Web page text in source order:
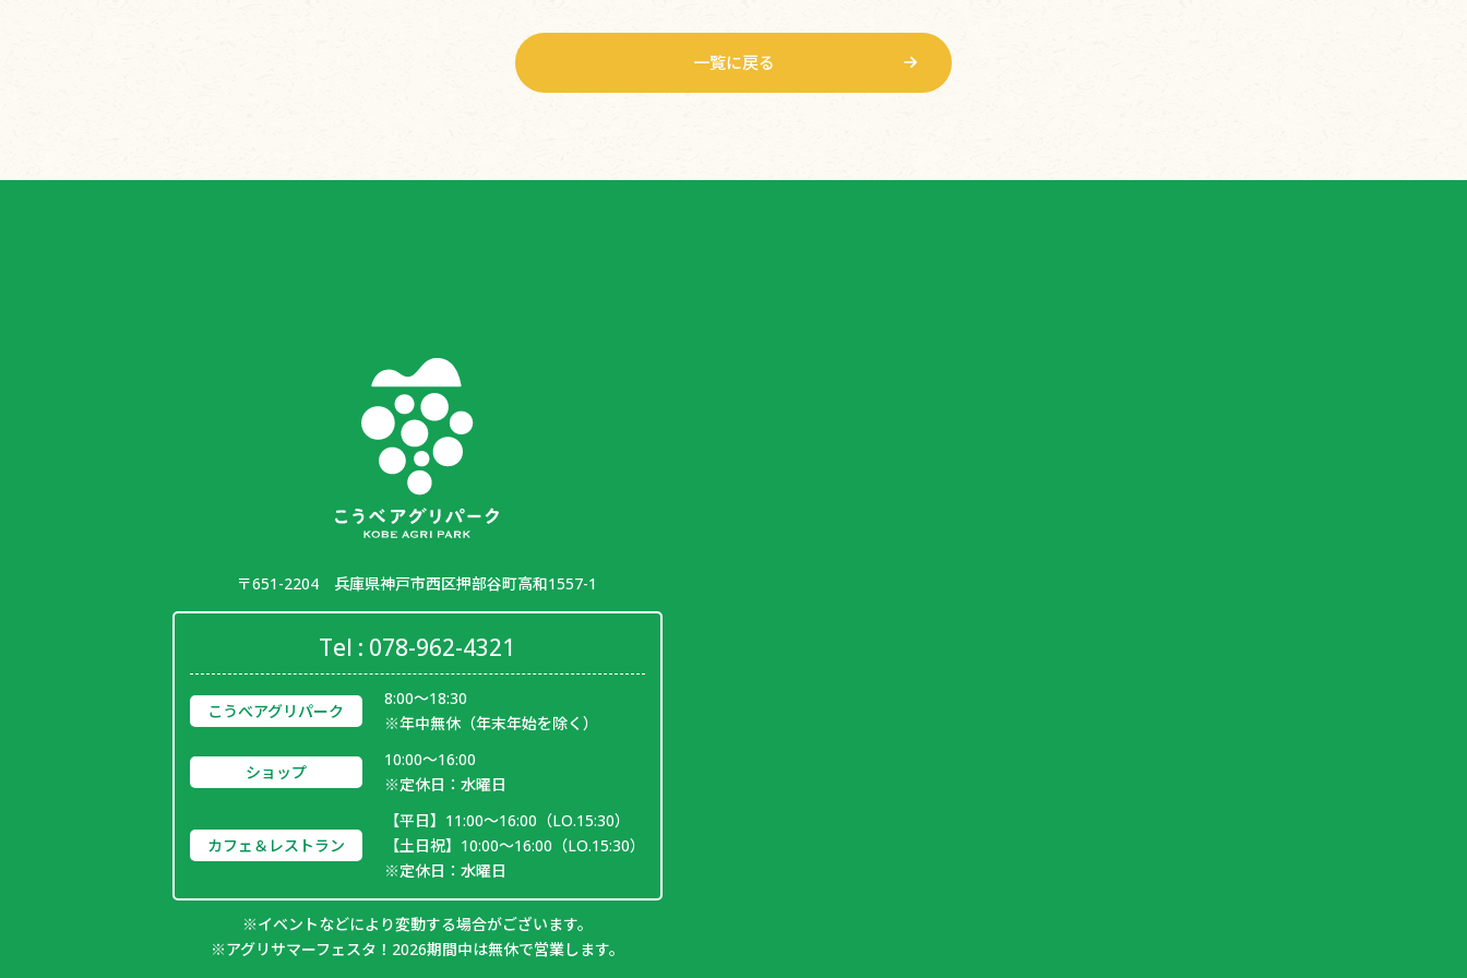
一覧に戻る
〒651-2204 兵庫県神戸市西区押部谷町高和1557-1
Tel : 078-962-4321
こうべアグリパーク
8:00～18:30
※年中無休（年末年始を除く）
ショップ
10:00～16:00
※定休日：水曜日
カフェ＆レストラン
【平日】11:00～16:00（LO.15:30）
【土日祝】10:00～16:00（LO.15:30）
※定休日：水曜日
※イベントなどにより変動する場合がございます。
※アグリサマーフェスタ！2026期間中は無休で営業します。